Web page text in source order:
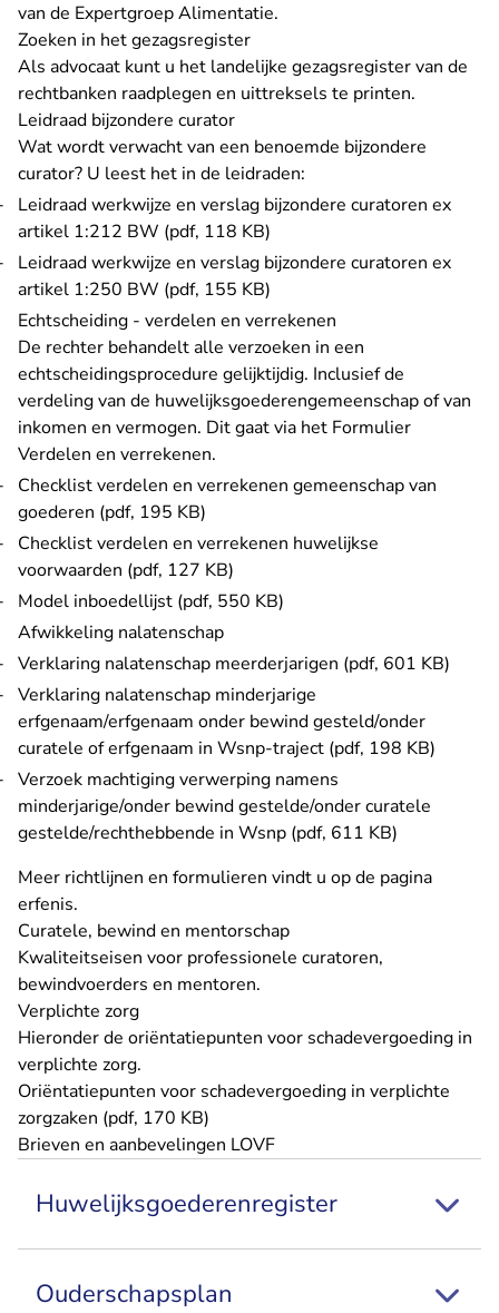
van de Expertgroep Alimentatie.
Zoeken in het gezagsregister
Als advocaat kunt u het landelijke gezagsregister van de
rechtbanken raadplegen en uittreksels te printen.
Leidraad bijzondere curator
Wat wordt verwacht van een benoemde bijzondere
curator? U leest het in de leidraden:
Leidraad werkwijze en verslag bijzondere curatoren ex
artikel 1:212 BW (pdf, 118 KB)
Leidraad werkwijze en verslag bijzondere curatoren ex
artikel 1:250 BW (pdf, 155 KB)
Echtscheiding - verdelen en verrekenen
De rechter behandelt alle verzoeken in een
echtscheidingsprocedure gelijktijdig. Inclusief de
verdeling van de huwelijksgoederengemeenschap of van
inkomen en vermogen. Dit gaat via het Formulier
Verdelen en verrekenen- U verlaat Rechtspraak.nl
.
Checklist verdelen en verrekenen gemeenschap van
goederen (pdf, 195 KB)
Checklist verdelen en verrekenen huwelijkse
voorwaarden (pdf, 127 KB)
Model inboedellijst (pdf, 550 KB)
Afwikkeling nalatenschap
Verklaring nalatenschap meerderjarigen (pdf, 601 KB)
Verklaring nalatenschap minderjarige
erfgenaam/erfgenaam onder bewind gesteld/onder
curatele of erfgenaam in Wsnp-traject (pdf, 198 KB)
Verzoek machtiging verwerping namens
minderjarige/onder bewind gestelde/onder curatele
gestelde/rechthebbende in Wsnp (pdf, 611 KB)
Meer richtlijnen en formulieren vindt u op de pagina
erfenis.
Curatele, bewind en mentorschap
Kwaliteitseisen voor professionele curatoren,
bewindvoerders en mentoren.
Verplichte zorg
Hieronder de oriëntatiepunten voor schadevergoeding in
verplichte zorg.
Oriëntatiepunten voor schadevergoeding in verplichte
zorgzaken (pdf, 170 KB)
Brieven en aanbevelingen LOVF
Huwelijksgoederenregister
Ouderschapsplan